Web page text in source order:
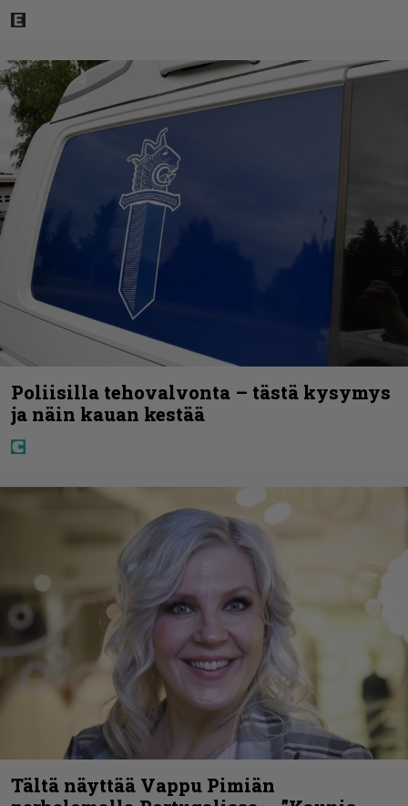
Poliisilla tehovalvonta – tästä kysymys
ja näin kauan kestää
Tältä näyttää Vappu Pimiän